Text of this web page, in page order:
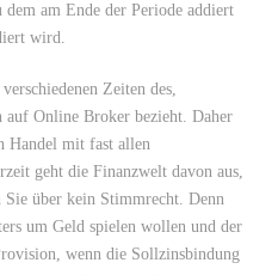
am Ende der Periode addiert
wird.
Zeiten des,
auf Online Broker bezieht. Daher
Handel mit fast allen
geht die Finanzwelt davon aus,
Sie über kein Stimmrecht. Denn
um Geld spielen wollen und der
wenn die Sollzinsbindung